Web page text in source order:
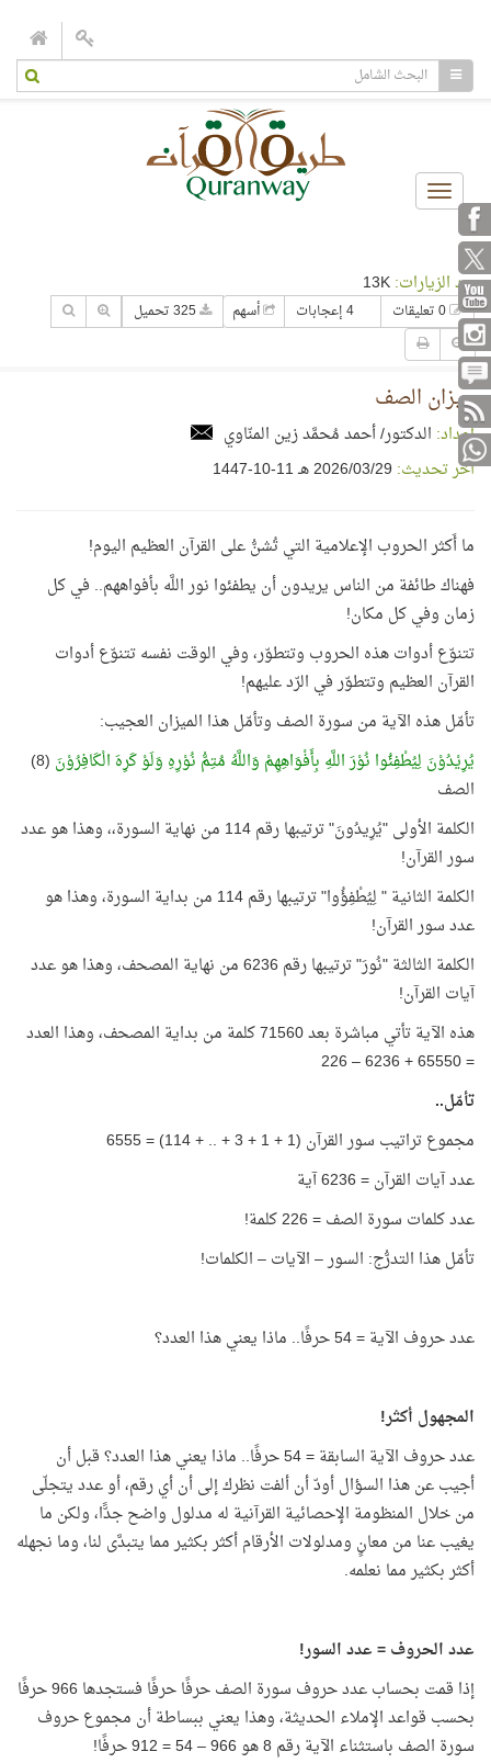
Toggle
navigation
عدد الزيارات:
4 إعجابات أسهم
ميزان الصف
إعداد: الدكتور/ أحمد مُحمَّد زين المنّاوي
آخر تحديث: 29‏/03‏/2026 هـ 11-10-1447
ما أَكثر الحروب الإعلامية التي تُشنُّ على القرآن العظيم اليوم!
فهناك طائفة من الناس يريدون أن يطفئوا نور اللَّه بأفواههم.. في كل
زمان وفي كل مكان!
تتنوّع أدوات هذه الحروب وتتطوّر، وفي الوقت نفسه تتنوّع أدوات
القرآن العظيم وتتطوّر في الرّد عليهم!
تأمّل هذه الآية من سورة الصف وتأمّل هذا الميزان العجيب:
يُرِيْدُوْنَ لِيُطْفِئُوا نُوْرَ اللَّهِ بِأَفْوَاهِهِمْ وَاللَّهُ مُتِمُّ نُوْرِهِ وَلَوْ كَرِهَ الْكَافِرُوْنَ
(8)
الصف
الكلمة الأولى "يُرِيدُونَ" ترتيبها رقم 114 من نهاية السورة،، وهذا هو عدد
سور القرآن!
الكلمة الثانية " لِيُطْفِؤُوا" ترتيبها رقم 114 من بداية السورة، وهذا هو
عدد سور القرآن!
الكلمة الثالثة "نُورَ" ترتيبها رقم 6236 من نهاية المصحف، وهذا هو عدد
آيات القرآن!
هذه الآية تأتي مباشرة بعد 71560 كلمة من بداية المصحف، وهذا العدد
= 65550 + 6236 – 226
تأمّل..
مجموع تراتيب سور القرآن (1 + 1 + 3 + .. + 114) = 6555
عدد آيات القرآن = 6236 آية
عدد كلمات سورة الصف = 226 كلمة!
تأمّل هذا التدرُّج: السور – الآيات – الكلمات!
عدد حروف الآية = 54 حرفًا.. ماذا يعني هذا العدد؟
المجهول أكثر!
عدد حروف الآية السابقة = 54 حرفًا.. ماذا يعني هذا العدد؟ قبل أن
أجيب عن هذا السؤال أودّ أن ألفت نظرك إلى أن أي رقم، أو عدد يتجلّى
من خلال المنظومة الإحصائية القرآنية له مدلول واضح جدًّا، ولكن ما
يغيب عنا من معانٍ ومدلولات الأرقام أكثر بكثير مما يتبدَّى لنا، وما نجهله
أكثر بكثير مما نعلمه.
عدد الحروف = عدد السور!
إذا قمت بحساب عدد حروف سورة الصف حرفًا حرفًا فستجدها 966 حرفًا
بحسب قواعد الإملاء الحديثة، وهذا يعني ببساطة أن مجموع حروف
سورة الصف باستثناء الآية رقم 8 هو 966 – 54 = 912 حرفًا!